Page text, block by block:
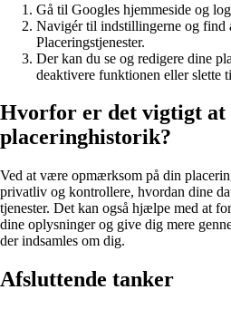
Gå til Googles hjemmeside og
Navigér til indstillingerne og find
Placeringstjenester.
Der kan du se og redigere dine
deaktivere funktionen eller slette
Hvorfor er det vigtigt
placeringhistorik?
Ved at være opmærksom på din
privatliv og kontrollere, hvordan dine
tjenester. Det kan også hjælpe med at
dine oplysninger og give dig mere
der indsamles om dig.
Afsluttende tanker